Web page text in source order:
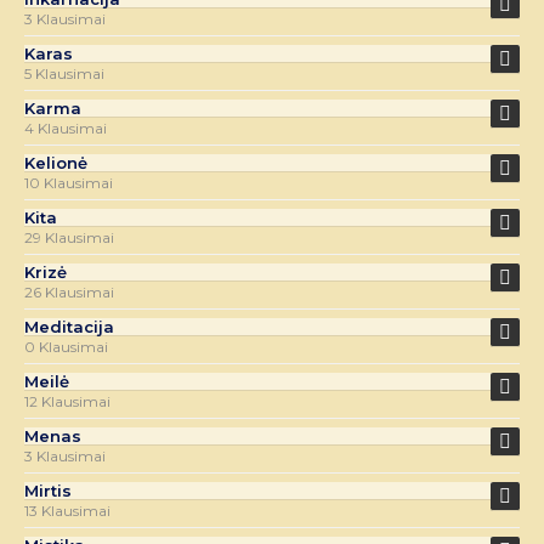
3 Klausimai
Karas
5 Klausimai
Karma
4 Klausimai
Kelionė
10 Klausimai
Kita
29 Klausimai
Krizė
26 Klausimai
Meditacija
0 Klausimai
Meilė
12 Klausimai
Menas
3 Klausimai
Mirtis
13 Klausimai